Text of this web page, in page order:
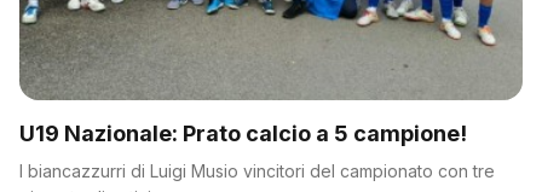
U19 Nazionale: Prato calcio a 5 campione!
I biancazzurri di Luigi Musio vincitori del campionato con tre